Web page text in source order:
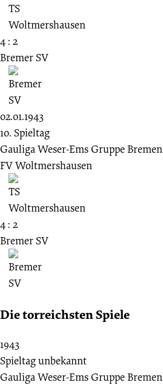
4 : 2
Bremer SV
02.01.1943
10. Spieltag
Gauliga Weser-Ems Gruppe Bremen
FV Woltmershausen
4 : 2
Bremer SV
Die torreichsten Spiele
1943
Spieltag unbekannt
Gauliga Weser-Ems Gruppe Bremen